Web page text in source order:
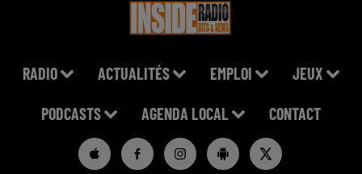
RADIO ACTUALITÉS EMPLOI JEUX
PODCASTS AGENDA LOCAL CONTACT